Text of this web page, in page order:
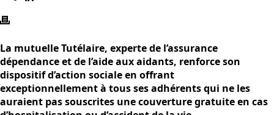
La mutuelle Tutélaire, experte de l’assurance
dépendance et de l’aide aux aidants, renforce son
dispositif d’action sociale en offrant
exceptionnellement à tous ses adhérents qui ne les
auraient pas souscrites une couverture gratuite en cas